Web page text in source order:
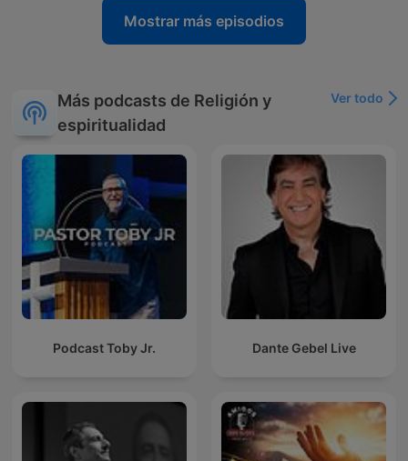
Mostrar más episodios
Más podcasts de Religión y
espiritualidad
Ver todo
Podcast Toby Jr. Dante Gebel Live